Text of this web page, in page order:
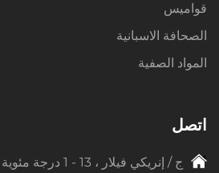
قواميس
الصحافة الاسبانية
المواد الصفية
اتصل
ج / إنريكي فيلار ، 13 - 1 درجة مئوية